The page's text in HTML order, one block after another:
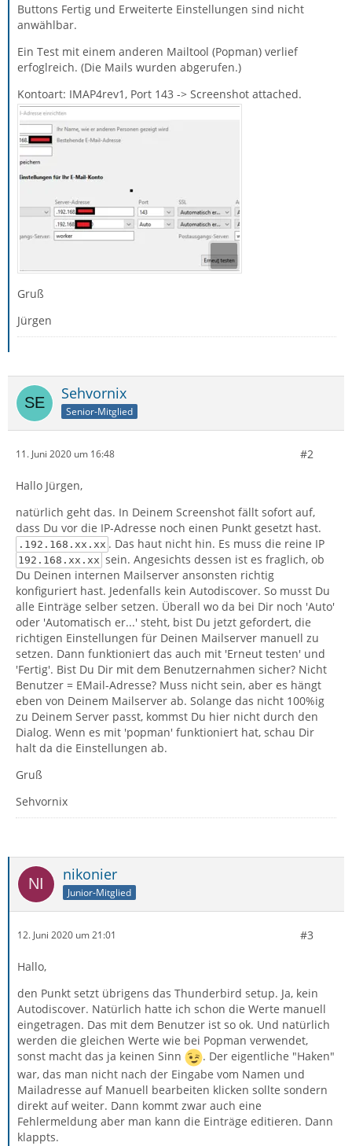
Buttons Fertig und Erweiterte Einstellungen sind nicht
anwählbar.
Ein Test mit einem anderen Mailtool (Popman) verlief
erfoglreich. (Die Mails wurden abgerufen.)
Kontoart: IMAP4rev1, Port 143 -> Screenshot attached.
Gruß
Jürgen
Sehvornix
Senior-Mitglied
11. Juni 2020 um 16:48 #2
Hallo Jürgen,
natürlich geht das. In Deinem Screenshot fällt sofort auf,
dass Du vor die IP-Adresse noch einen Punkt gesetzt hast.
.192.168.xx.xx . Das haut nicht hin. Es muss die reine IP
192.168.xx.xx sein. Angesichts dessen ist es fraglich, ob
Du Deinen internen Mailserver ansonsten richtig
konfiguriert hast. Jedenfalls kein Autodiscover. So musst Du
alle Einträge selber setzen. Überall wo da bei Dir noch 'Auto'
oder 'Automatisch er...' steht, bist Du jetzt gefordert, die
richtigen Einstellungen für Deinen Mailserver manuell zu
setzen. Dann funktioniert das auch mit 'Erneut testen' und
'Fertig'. Bist Du Dir mit dem Benutzernahmen sicher? Nicht
Benutzer = EMail-Adresse? Muss nicht sein, aber es hängt
eben von Deinem Mailserver ab. Solange das nicht 100%ig
zu Deinem Server passt, kommst Du hier nicht durch den
Dialog. Wenn es mit 'popman' funktioniert hat, schau Dir
halt da die Einstellungen ab.
Gruß
Sehvornix
nikonier
Junior-Mitglied
12. Juni 2020 um 21:01 #3
Hallo,
den Punkt setzt übrigens das Thunderbird setup. Ja, kein
Autodiscover. Natürlich hatte ich schon die Werte manuell
eingetragen. Das mit dem Benutzer ist so ok. Und natürlich
werden die gleichen Werte wie bei Popman verwendet,
sonst macht das ja keinen Sinn
. Der eigentliche "Haken"
war, das man nicht nach der Eingabe vom Namen und
Mailadresse auf Manuell bearbeiten klicken sollte sondern
direkt auf weiter. Dann kommt zwar auch eine
Fehlermeldung aber man kann die Einträge editieren. Dann
klappts.